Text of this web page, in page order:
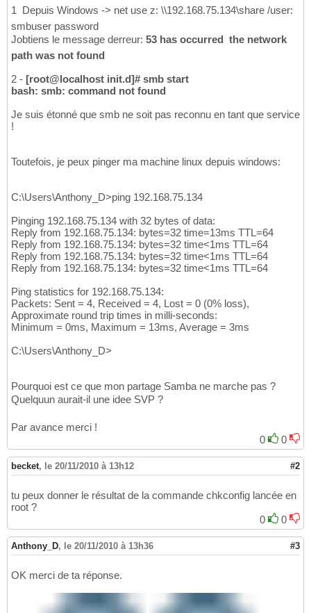
1  Depuis Windows -> net use z: \\192.168.75.134\share /user:
smbuser password
Jobtiens le message derreur: 53 has occurred  the network
path was not found
2 - [root@localhost init.d]# smb start
bash: smb: command not found
Je suis étonné que smb ne soit pas reconnu en tant que service
!
Toutefois, je peux pinger ma machine linux depuis windows:
C:\Users\Anthony_D>ping 192.168.75.134
Pinging 192.168.75.134 with 32 bytes of data:
Reply from 192.168.75.134: bytes=32 time=13ms TTL=64
Reply from 192.168.75.134: bytes=32 time<1ms TTL=64
Reply from 192.168.75.134: bytes=32 time<1ms TTL=64
Reply from 192.168.75.134: bytes=32 time<1ms TTL=64
Ping statistics for 192.168.75.134:
Packets: Sent = 4, Received = 4, Lost = 0 (0% loss),
Approximate round trip times in milli-seconds:
Minimum = 0ms, Maximum = 13ms, Average = 3ms
C:\Users\Anthony_D>
Pourquoi est ce que mon partage Samba ne marche pas ?
Quelquun aurait-il une idee SVP ?
Par avance merci !
0
0
becket, le 20/11/2010 à 13h12 #2
tu peux donner le résultat de la commande chkconfig lancée en
root ?
0
0
Anthony_D, le 20/11/2010 à 13h36 #3
OK merci de ta réponse.